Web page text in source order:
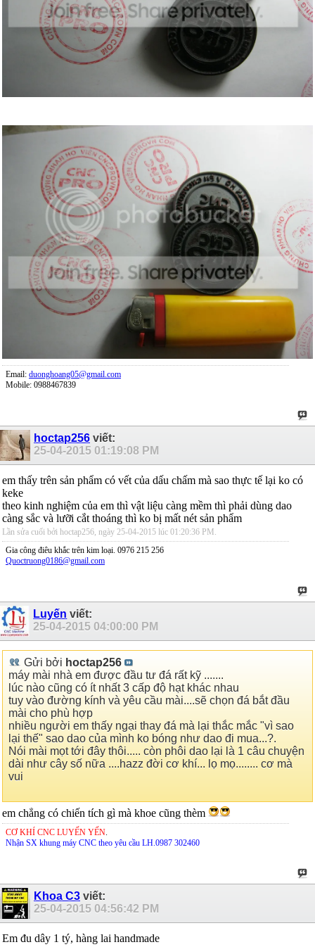
Email: duonghoang05@gmail.com
Mobile: 0988467839
hoctap256 viết:
25-04-2015 01:19:08 PM
em thấy trên sản phẩm có vết của dấu chấm mà sao thực tế lại ko có
keke
theo kinh nghiệm của em thì vật liệu càng mềm thì phải dùng dao
càng sắc và lưỡi cắt thoáng thì ko bị mất nét sản phẩm
Lần sửa cuối bởi hoctap256, ngày 25-04-2015 lúc 01:20:36 PM .
Gia công điêu khắc trên kim loại. 0976 215 256
Quoctruong0186@gmail.com
Luyến viết:
25-04-2015 04:00:00 PM
Gửi bởi hoctap256
máy mài nhà em được đầu tư đá rất kỹ .......
lúc nào cũng có ít nhất 3 cấp độ hạt khác nhau
tuy vào đường kính và yêu cầu mài....sẽ chọn đá bắt đầu
mài cho phù hợp
nhiều người em thấy ngại thay đá mà lại thắc mắc "vì sao
lại thế" sao dao của mình ko bóng như dao đi mua...?.
Nói mài mọt tới đây thôi..... còn phôi dao lại là 1 câu chuyện
dài như cây số nữa ....hazz đời cơ khí... lọ mọ........ cơ mà
vui
em chẳng có chiến tích gì mà khoe cũng thèm
CƠ KHÍ CNC LUYẾN YẾN.
Nhận SX khung máy CNC theo yêu cầu LH.0987 302460
Khoa C3 viết:
25-04-2015 04:56:42 PM
Em đu dây 1 tý, hàng lai handmade